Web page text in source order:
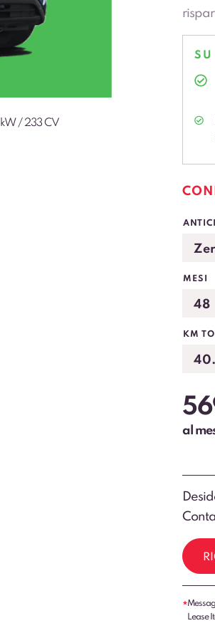
kW / 233 CV
MESI
KM
al
*
Lease